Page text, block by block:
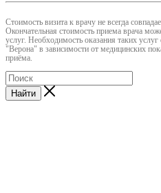
Cтоимость визита к врачу не всегда
Окончательная стоимость приема врача
услуг. Необходимость оказания таких
"Верона" в зависимости от медицинских
приёма.
Найти